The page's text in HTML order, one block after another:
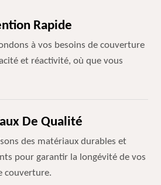
Rapide
à vos besoins de couverture
et réactivité, où que vous
De Qualité
des matériaux durables et
pour garantir la longévité de vos
couverture.